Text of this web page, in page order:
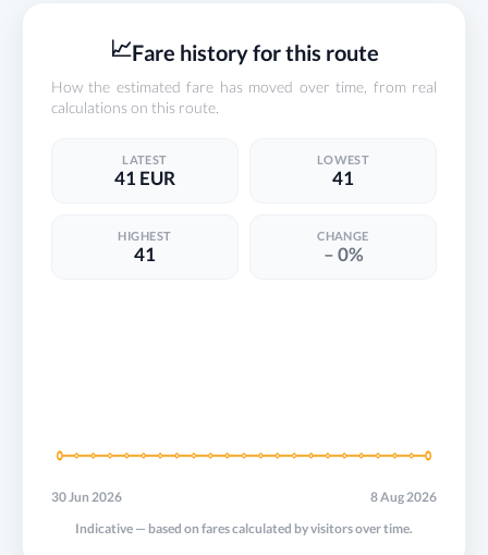
📈Fare history for this route
How the estimated fare has moved over time, from real
calculations on this route.
LATEST
41 EUR
LOWEST
41
HIGHEST
41
CHANGE
– 0%
30 Jun 2026 8 Aug 2026
Indicative — based on fares calculated by visitors over time.